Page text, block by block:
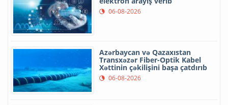
06-08-2026
Azərbaycan və Qazaxıstan
Transxəzər Fiber-Optik Kabel
Xəttinin çəkilişini başa çatdırıb
06-08-2026